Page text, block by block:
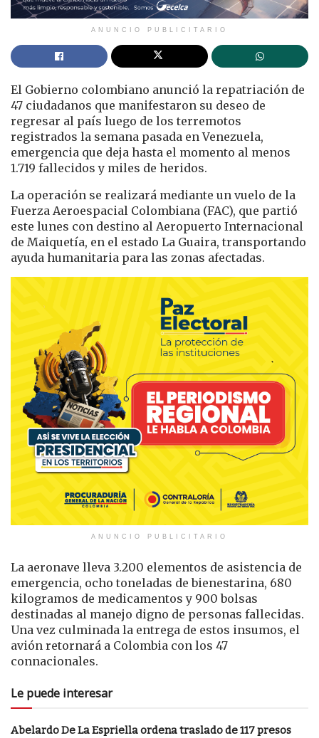
ANUNCIO PUBLICITARIO
El Gobierno colombiano anunció la repatriación de
47 ciudadanos que manifestaron su deseo de
regresar al país luego de los terremotos
registrados la semana pasada en Venezuela,
emergencia que deja hasta el momento al menos
1.719 fallecidos y miles de heridos.
La operación se realizará mediante un vuelo de la
Fuerza Aeroespacial Colombiana (FAC), que partió
este lunes con destino al Aeropuerto Internacional
de Maiquetía, en el estado La Guaira, transportando
ayuda humanitaria para las zonas afectadas.
ANUNCIO PUBLICITARIO
La aeronave lleva 3.200 elementos de asistencia de
emergencia, ocho toneladas de bienestarina, 680
kilogramos de medicamentos y 900 bolsas
destinadas al manejo digno de personas fallecidas.
Una vez culminada la entrega de estos insumos, el
avión retornará a Colombia con los 47
connacionales.
Le puede interesar
Abelardo De La Espriella ordena traslado de 117 presos